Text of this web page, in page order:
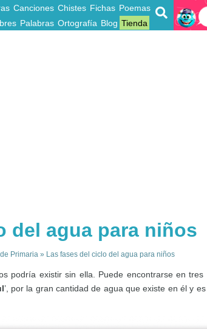
Canciones Chistes Fichas Poemas
Palabras Ortografía Blog Tienda
del agua para niños
Primaria» Las fases del ciclo del agua para niños
podría existir sin ella. Puede encontrarse en
’, por la gran cantidad de agua que existe en él y